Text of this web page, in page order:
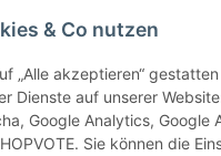
& Co nutzen
„Alle akzeptieren“
Dienste auf unserer
Google Analytics, Google
Sie können die